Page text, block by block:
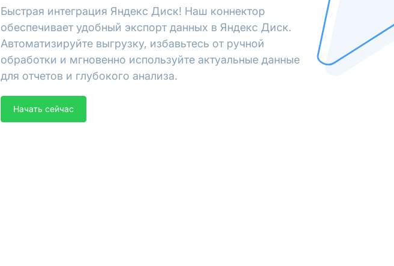
Быстрая интеграция Яндекс Диск! Наш коннектор
обеспечивает удобный экспорт данных в Яндекс Диск.
Автоматизируйте выгрузку, избавьтесь от ручной
обработки и мгновенно используйте актуальные данные
для отчетов и глубокого анализа.
Начать сейчас